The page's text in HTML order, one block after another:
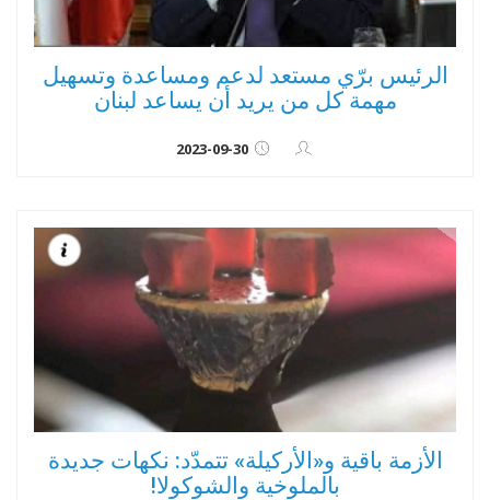
الرئيس برّي مستعد لدعم ومساعدة وتسهيل
مهمة كل من يريد أن يساعد لبنان
الأزمة باقية و«الأركيلة» تتمدّد: نكهات جديدة
بالملوخية والشوكولا!